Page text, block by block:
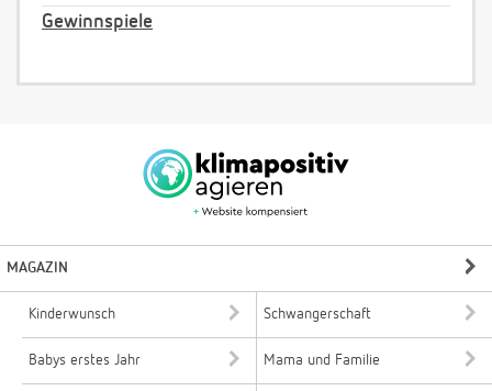
Gewinnspiele
MAGAZIN
Kinderwunsch Schwangerschaft
Babys erstes Jahr Mama und Familie